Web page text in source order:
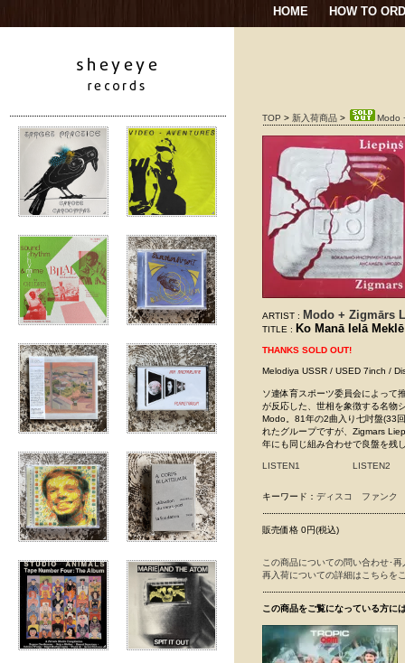
HOME HOW TO
TOP > 新入荷商品 > Modo
ARTIST : Modo + Zigmārs
TITLE : Ko Manā Ielā
THANKS SOLD OUT!
Melodiya USSR / USED 7inch /
ソ連体育スポーツ委員会によって
が反応した、世相を象徴する名物
Modo。81年の2曲入り七吋盤(33
れたグループですが、Zigmars
年にも同じ組み合わせで良盤を残
LISTEN1 LISTEN2
キーワード： ディスコ ファンク
販売価格 0円(税込)
この商品についての問い合わせ･
再入荷についての詳細はこちらを
この商品をご覧になっている方に